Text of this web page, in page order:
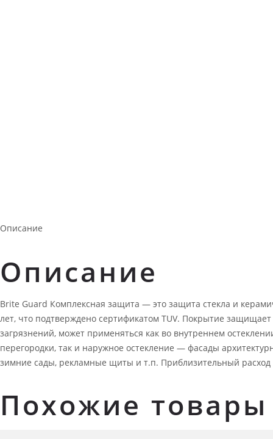
Описание
Описание
Brite Guard Комплексная защита — это защита стекла и
лет, что подтверждено сертификатом TUV. Покрытие защищает
загрязнений, может применяться как во внутреннем
перегородки, так и наружное остекление — фасады
зимние сады, рекламные щиты и т.п. Приблизительный расход
Похожие товары